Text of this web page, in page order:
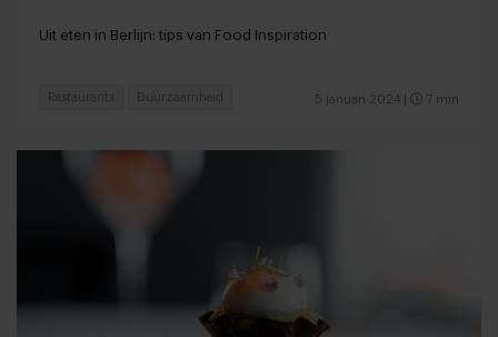
Uit eten in Berlijn: tips van Food Inspiration
5 januari 2024 7 min
Restaurants Duurzaamheid